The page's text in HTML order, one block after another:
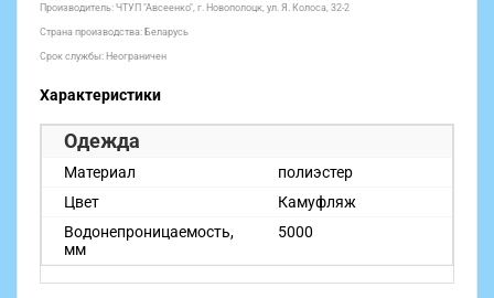
Производитель: ЧТУП "Авсеенко", г. Новополоцк, ул. Я. Колоса, 32-2
Страна производства: Беларусь
Срок службы: Неограничен
Характеристики
Одежда
Материал
полиэстер
Цвет
Камуфляж
Водонепроницаемость,
мм
5000